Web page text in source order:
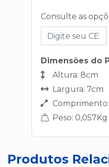
Consulte as
Dimensões do
Altura: 8cm
Largura: 7cm
Peso: 0,057Kg
Produtos